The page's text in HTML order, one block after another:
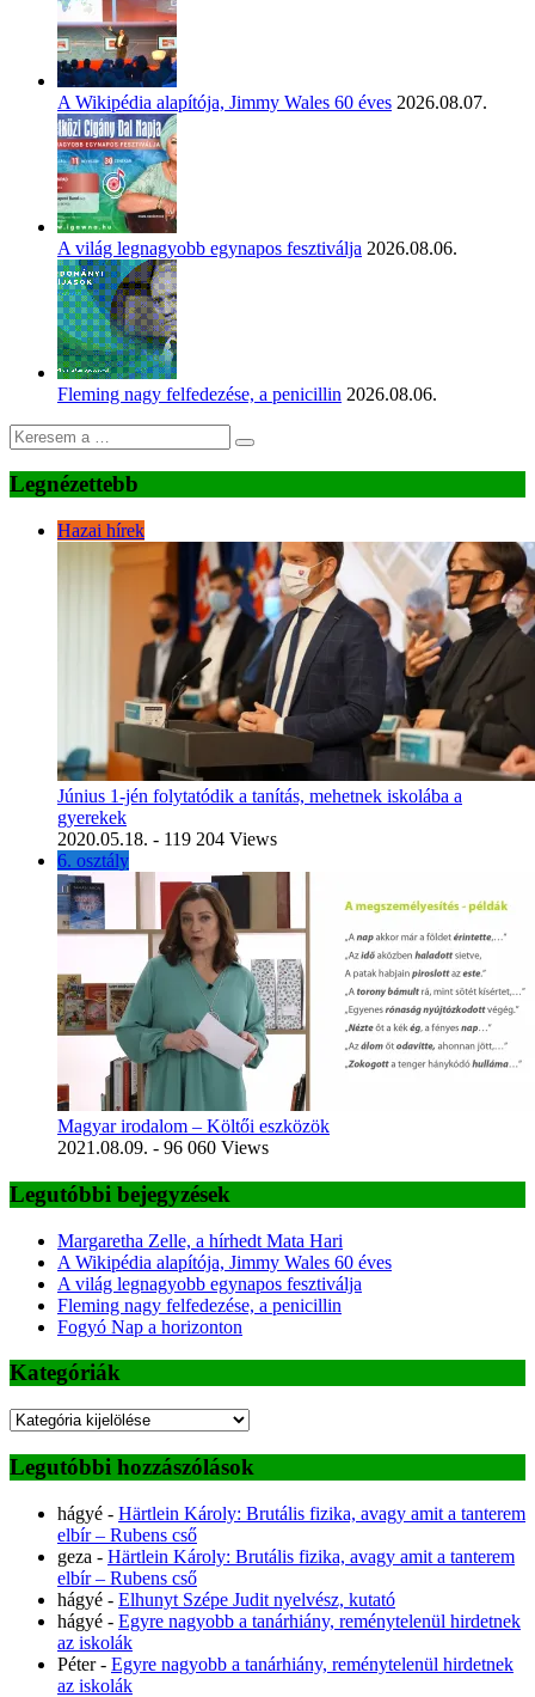
A Wikipédia alapítója, Jimmy Wales 60 éves 2026.08.07.
A világ legnagyobb egynapos fesztiválja 2026.08.06.
Fleming nagy felfedezése, a penicillin 2026.08.06.
Legnézettebb
Hazai hírek
Június 1-jén folytatódik a tanítás, mehetnek iskolába a
gyerekek
2020.05.18. - 119 204 Views
6. osztály
Magyar irodalom – Költői eszközök
2021.08.09. - 96 060 Views
Legutóbbi bejegyzések
Margaretha Zelle, a hírhedt Mata Hari
A Wikipédia alapítója, Jimmy Wales 60 éves
A világ legnagyobb egynapos fesztiválja
Fleming nagy felfedezése, a penicillin
Fogyó Nap a horizonton
Kategóriák
Kategóriák
Legutóbbi hozzászólások
hágyé - Härtlein Károly: Brutális fizika, avagy amit a tanterem
elbír – Rubens cső
geza - Härtlein Károly: Brutális fizika, avagy amit a tanterem
elbír – Rubens cső
hágyé - Elhunyt Szépe Judit nyelvész, kutató
hágyé - Egyre nagyobb a tanárhiány, reménytelenül hirdetnek
az iskolák
Péter- Egyre nagyobb a tanárhiány, reménytelenül hirdetnek
az iskolák